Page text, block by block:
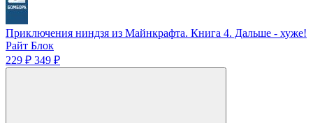
Приключения ниндзя из Майнкрафта. Книга 4. Дальше - хуже!
Райт Блок
229 ₽ 349 ₽